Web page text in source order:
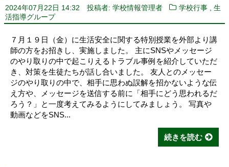
2024年07月22日 14:32 投稿者: 学校情報管理者 学校行事 ,生
活指導グループ
７月１９日（金）に生活安全に関する特別授業を外部より講
師の方をお招きし、実施しました。 主にSNSやメッセージ
のやり取りの中で起こりえるトラブル事例を紹介していただ
き、対策を生徒たちが話し合いました。 友人とのメッセー
ジのやり取りの中で、相手に思わぬ誤解を招かないような伝
え方や、メッセージを送信する前に「相手にどう思われるだ
ろう？」と一度考えてみるようにしてみましょう。 写真や
動画などをSNS...
続きを読む